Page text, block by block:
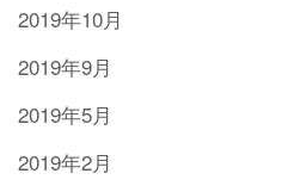
2019年10月
2019年9月
2019年5月
2019年2月